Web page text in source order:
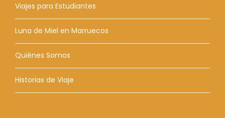
Viajes para Estudiantes
Luna de Miel en Marruecos
Quiénes Somos
Historias de Viaje